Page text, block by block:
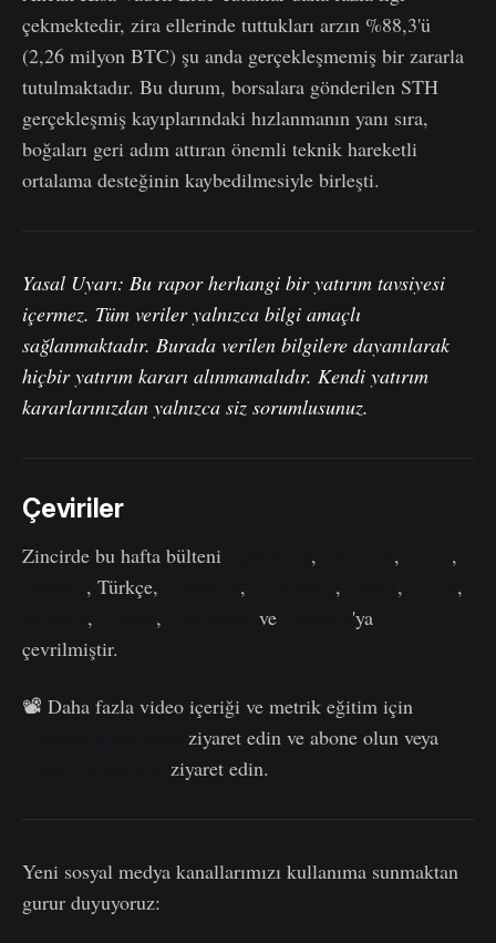
çekmektedir, zira ellerinde tuttukları arzın %88,3'ü
(2,26 milyon BTC) şu anda gerçekleşmemiş bir zararla
tutulmaktadır. Bu durum, borsalara gönderilen STH
gerçekleşmiş kayıplarındaki hızlanmanın yanı sıra,
boğaları geri adım attıran önemli teknik hareketli
ortalama desteğinin kaybedilmesiyle birleşti.
Yasal Uyarı: Bu rapor herhangi bir yatırım tavsiyesi
içermez. Tüm veriler yalnızca bilgi amaçlı
sağlanmaktadır. Burada verilen bilgilere dayanılarak
hiçbir yatırım kararı alınmamalıdır. Kendi yatırım
kararlarınızdan yalnızca siz sorumlusunuz.
Çeviriler
Zincirde bu hafta bülteni , ,
,
, Türkçe, , , ,
,
, , ve
'ya
çevrilmiştir.
📽️ Daha fazla video içeriği ve metrik eğitim için
ziyaret edin ve abone olun veya
ziyaret edin.
Yeni sosyal medya kanallarımızı kullanıma sunmaktan
gurur duyuyoruz: